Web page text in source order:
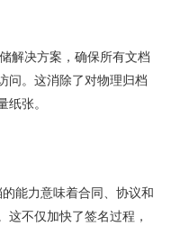
解决方案，确保所有文档
问。这消除了对物理归档
张。
能力意味着合同、协议和
不仅加快了签名过程，